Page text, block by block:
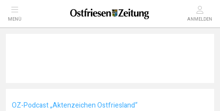
MENÜ ANMELDEN
OZ-Podcast „Aktenzeichen Ostfriesland“